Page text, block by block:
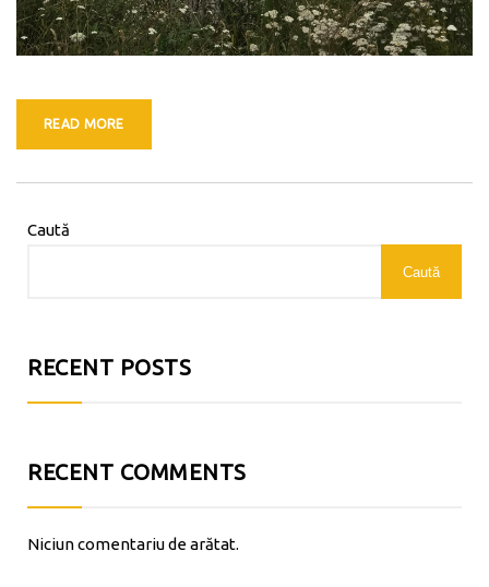
READ MORE
Caută
Caută
RECENT POSTS
RECENT COMMENTS
Niciun comentariu de arătat.